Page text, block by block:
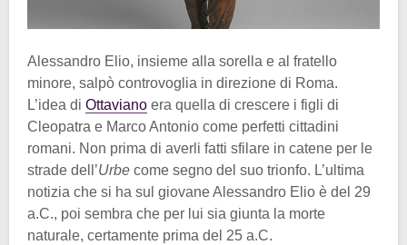
Alessandro Elio, insieme alla sorella e al fratello
minore, salpò controvoglia in direzione di Roma.
L’idea di Ottaviano era quella di crescere i figli di
Cleopatra e Marco Antonio come perfetti cittadini
romani. Non prima di averli fatti sfilare in catene per le
strade dell’Urbe come segno del suo trionfo. L’ultima
notizia che si ha sul giovane Alessandro Elio è del 29
a.C., poi sembra che per lui sia giunta la morte
naturale, certamente prima del 25 a.C.